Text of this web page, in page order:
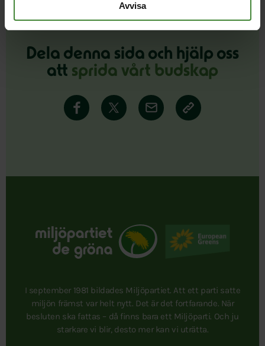
Avvisa
Dela denna sida och hjälp oss
att sprida vårt budskap
I september 1981 bildades Miljöpartiet. Att ett parti satte
miljön främst var helt nytt. Det är det fortfarande. När
besluten ska fattas – då finns bara ett Miljöparti. Och ju
starkare vi blir, desto mer kan vi uträtta.